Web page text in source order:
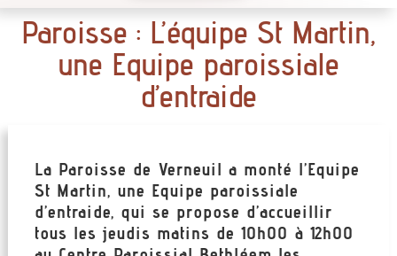
Paroisse : L’équipe St Martin,
une Equipe paroissiale
d’entraide
La Paroisse de Verneuil a monté l’Equipe
St Martin, une Equipe paroissiale
d’entraide, qui se propose d’accueillir
tous les jeudis matins de 10h00 à 12h00